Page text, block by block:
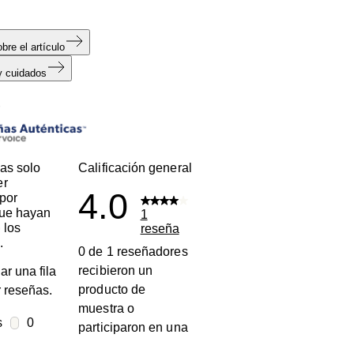
el artículo
cuidados
solo
hayan
los
una fila
reseñas.
estrellas
0
Calificación general
4.0
1
reseña
0 de 1 reseñadores
recibieron un
producto de
muestra o
participaron en una